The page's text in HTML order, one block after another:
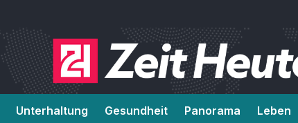
Unterhaltung Gesundheit Panorama Leben